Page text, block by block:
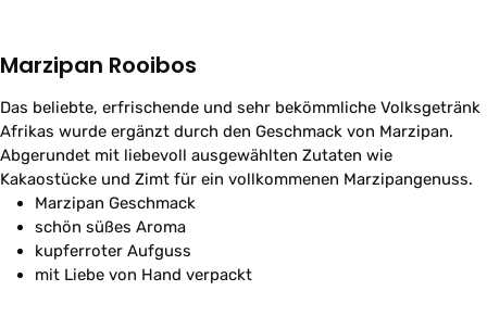
Marzipan Rooibos
Das beliebte, erfrischende und sehr bekömmliche Volksgetränk
Afrikas wurde ergänzt durch den Geschmack von Marzipan.
Abgerundet mit liebevoll ausgewählten Zutaten wie
Kakaostücke und Zimt für ein vollkommenen Marzipangenuss.
Marzipan Geschmack
schön süßes Aroma
kupferroter Aufguss
mit Liebe von Hand verpackt